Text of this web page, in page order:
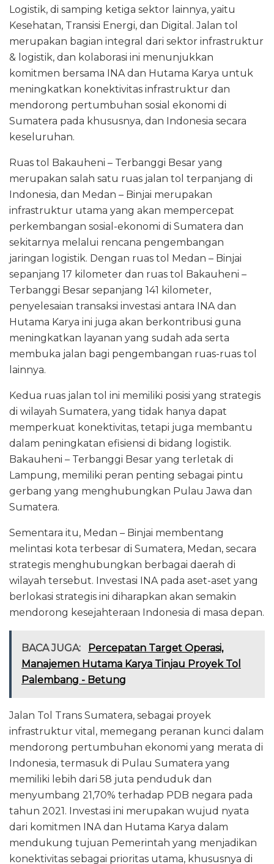
Logistik, di samping ketiga sektor lainnya, yaitu
Kesehatan, Transisi Energi, dan Digital. Jalan tol
merupakan bagian integral dari sektor infrastruktur
& logistik, dan kolaborasi ini menunjukkan
komitmen bersama INA dan Hutama Karya untuk
meningkatkan konektivitas infrastruktur dan
mendorong pertumbuhan sosial ekonomi di
Sumatera pada khususnya, dan Indonesia secara
keseluruhan.
Ruas tol Bakauheni – Terbanggi Besar yang
merupakan salah satu ruas jalan tol terpanjang di
Indonesia, dan Medan – Binjai merupakan
infrastruktur utama yang akan mempercepat
perkembangan sosial-ekonomi di Sumatera dan
sekitarnya melalui rencana pengembangan
jaringan logistik. Dengan ruas tol Medan – Binjai
sepanjang 17 kilometer dan ruas tol Bakauheni –
Terbanggi Besar sepanjang 141 kilometer,
penyelesaian transaksi investasi antara INA dan
Hutama Karya ini juga akan berkontribusi guna
meningkatkan layanan yang sudah ada serta
membuka jalan bagi pengembangan ruas-ruas tol
lainnya.
Kedua ruas jalan tol ini memiliki posisi yang strategis
di wilayah Sumatera, yang tidak hanya dapat
memperkuat konektivitas, tetapi juga membantu
dalam peningkatan efisiensi di bidang logistik.
Bakauheni – Terbanggi Besar yang terletak di
Lampung, memiliki peran penting sebagai pintu
gerbang yang menghubungkan Pulau Jawa dan
Sumatera.
Sementara itu, Medan – Binjai membentang
melintasi kota terbesar di Sumatera, Medan, secara
strategis menghubungkan berbagai daerah di
wilayah tersebut. Investasi INA pada aset-aset yang
berlokasi strategis ini diharapkan akan semakin
mendorong kesejahteraan Indonesia di masa depan.
BACA JUGA:
Percepatan Target Operasi,
Manajemen Hutama Karya Tinjau Proyek Tol
Palembang - Betung
Jalan Tol Trans Sumatera, sebagai proyek
infrastruktur vital, memegang peranan kunci dalam
mendorong pertumbuhan ekonomi yang merata di
Indonesia, termasuk di Pulau Sumatera yang
memiliki lebih dari 58 juta penduduk dan
menyumbang 21,70% terhadap PDB negara pada
tahun 2021. Investasi ini merupakan wujud nyata
dari komitmen INA dan Hutama Karya dalam
mendukung tujuan Pemerintah yang menjadikan
konektivitas sebagai prioritas utama, khususnya di